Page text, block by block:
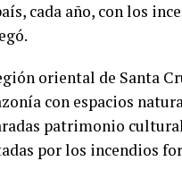
cada año, con los
oriental de Santa
con espacios
patrimonio
por los incendios